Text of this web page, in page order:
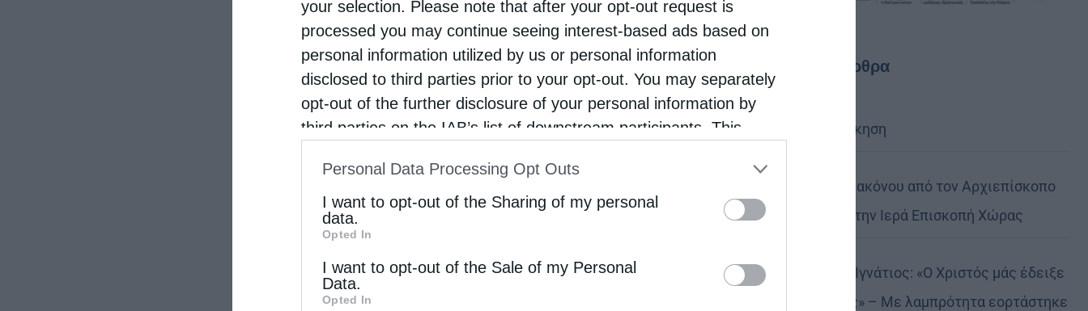
your selection. Please note that after your opt-out request is
processed you may continue seeing interest-based ads based on
personal information utilized by us or personal information
disclosed to third parties prior to your opt-out. You may separately
opt-out of the further disclosure of your personal information by
third parties on the IAB’s list of downstream participants. This
IAB’s List of Downstream Participantsthat may further disclose it to
other third parties.
Personal Data Processing Opt Outs
I want to opt-out of the Sharing of my personal
data.
Opted In
I want to opt-out of the Sale of my Personal
Data.
Opted In
Τελευταία άρθρα
Κακό και εκδίκηση
Χειροτονία Διακόνου από τον Αρχιεπίσκοπο
Αυστραλίας στην Ιερά Επισκοπή Χώρας
Δημητριάδος Ιγνάτιος: «Ο Χριστός μάς έδειξε
το μέλλον μας» – Με λαμπρότητα εορτάστηκε